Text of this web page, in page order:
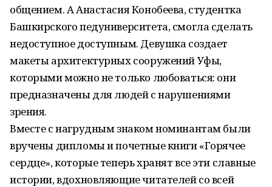
общением. А Анастасия Конобеева, студентка
Башкирского педуниверситета, смогла сделать
недоступное доступным. Девушка создает
макеты архитектурных сооружений Уфы,
которыми можно не только любоваться: они
предназначены для людей с нарушениями
зрения.
Вместе с нагрудным знаком номинантам были
вручены дипломы и почетные книги «Горячее
сердце», которые теперь хранят все эти славные
истории, вдохновляющие читателей со всей